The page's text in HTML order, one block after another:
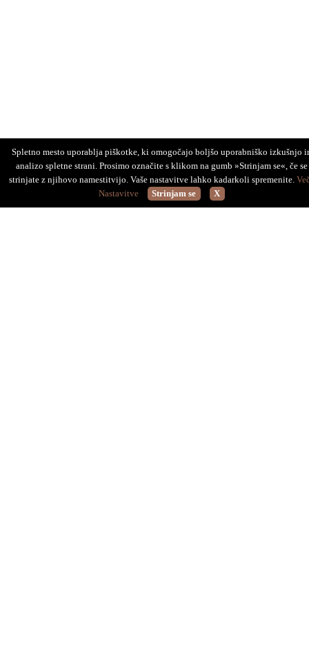
Spletno mesto uporablja piškotke, ki omogočajo boljšo uporabniško izkušnjo
analizo spletne strani. Prosimo označite s klikom na gumb »Strinjam se«, če se
strinjate z njihovo namestitvijo. Vaše nastavitve lahko kadarkoli spremenite.
Nastavitve
Strinjam se X